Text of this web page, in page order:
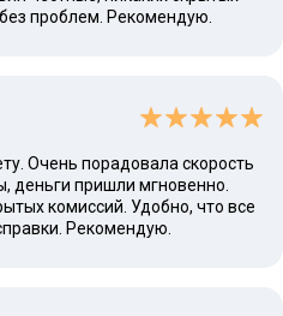
проблем. Рекомендую.
Очень порадовала скорость
деньги пришли мгновенно.
комиссий. Удобно, что все
Рекомендую.